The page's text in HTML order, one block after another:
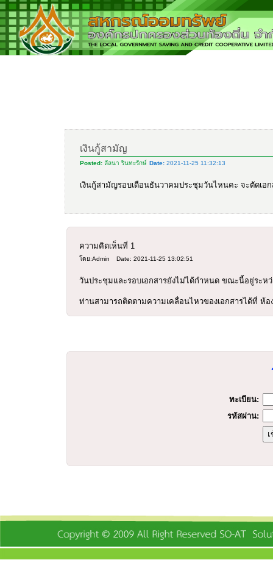
เงินกู้สามัญ
Posted: ลัลนา รินทะรักษ์ Date: 2021-11-25 11:32:13
เงินกู้สามัญรอบเดือนธันวาคมประชุมวันไหนคะ จะตัดเอ
ความคิดเห็นที่ 1
โดย:Admin Date: 2021-11-25 13:02:51
วันประชุมและรอบเอกสารยังไม่ได้กำหนด ขณะนี้อยู่ระหว่
ท่านสามารถติดตามความเคลื่อนไหวของเอกสารได้ที่ ห้
ทะเบียน:
รหัสผ่าน: